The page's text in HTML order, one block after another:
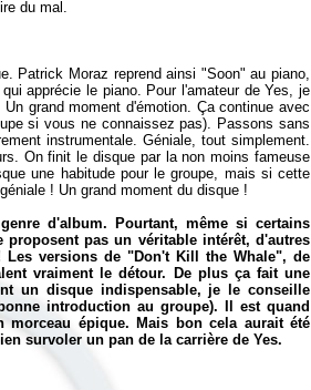
Patrick Moraz reprend ainsi "Soon" au piano,
apprécie le piano. Pour l'amateur de Yes, je
grand moment d'émotion. Ça continue avec
si vous ne connaissez pas). Passons sans
instrumentale. Géniale, tout simplement.
On finit le disque par la non moins fameuse
une habitude pour le groupe, mais si cette
! Un grand moment du disque !
d'album. Pourtant, même si certains
pas un véritable intérêt, d'autres
versions de "Don't Kill the Whale", de
vraiment le détour. De plus ça fait une
un disque indispensable, je le conseille
introduction au groupe). Il est quand
épique. Mais bon cela aurait été
survoler un pan de la carrière de Yes.